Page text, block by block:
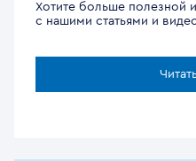
Хотите больше полезной
с нашими статьями и